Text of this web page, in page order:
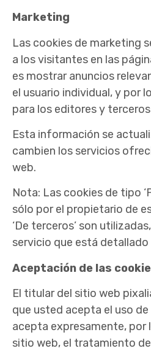
Marketing
Las cookies de marketing
a los visitantes en las
es mostrar anuncios
el usuario individual, y por
para los editores y
Esta información se
cambien los servicios
web.
Nota: Las cookies de tipo
sólo por el propietario de
‘De terceros’ son
servicio que está detallado
Aceptación de las
El titular del sitio web
que usted acepta el uso de
acepta expresamente, por
sitio web, el tratamiento